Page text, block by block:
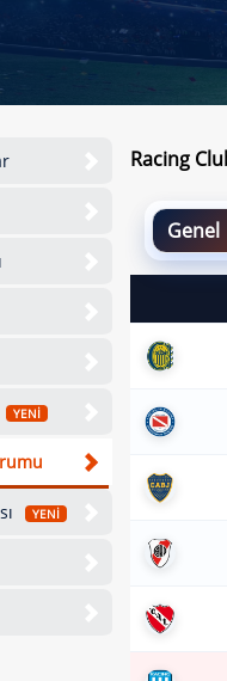
YENİ
YENİ
Racing
Genel